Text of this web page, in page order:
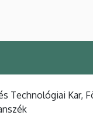
Technológiai Kar,